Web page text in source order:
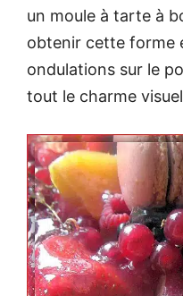
un moule à tarte à
obtenir cette forme
ondulations sur le
tout le charme